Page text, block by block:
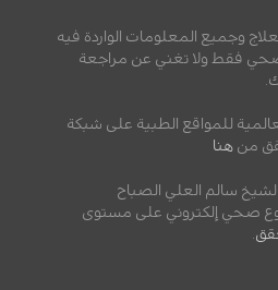
وجميع المعلومات الواردة فيه
فقط ولا تغني عن مراجعة
للمواقع الطبية على شبكة
من هنا
سالم العلي الصباح
صحي إلكتروني على مستوى
.